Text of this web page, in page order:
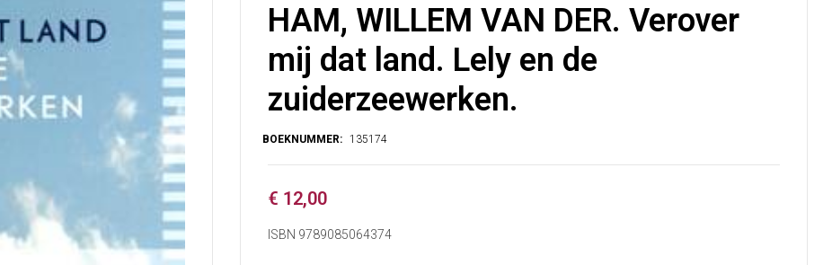
€20,00
HAM, WILLEM VAN DER. Verover
mij dat land. Lely en de
zuiderzeewerken.
€ 12,00
ISBN 9789085064374